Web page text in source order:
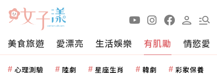
美食旅遊 愛漂亮 生活娛樂 有肌勵 情慾愛
心理測驗 陸劇 星座生肖 韓劇 彩妝保養